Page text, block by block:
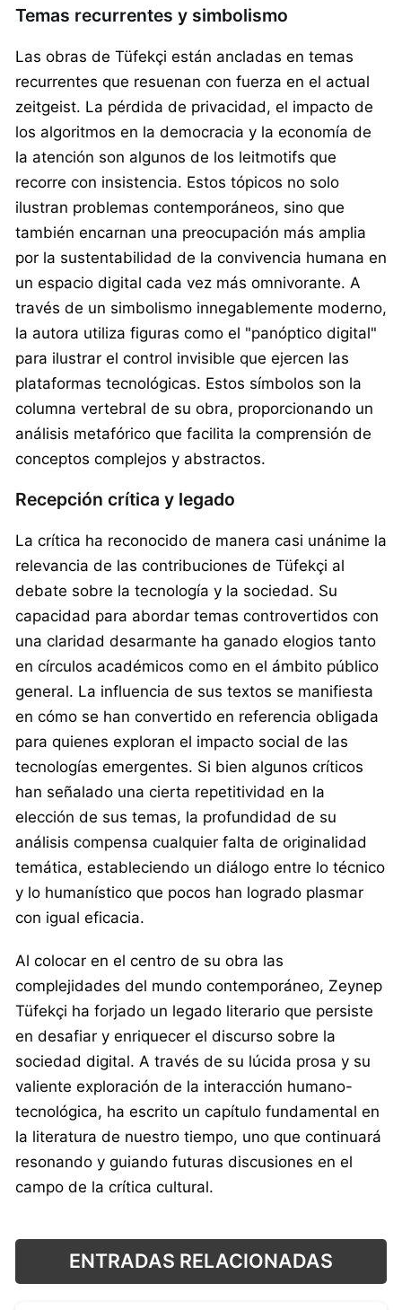
Temas recurrentes y simbolismo
Las obras de Tüfekçi están ancladas en temas
recurrentes que resuenan con fuerza en el actual
zeitgeist. La pérdida de privacidad, el impacto de
los algoritmos en la democracia y la economía de
la atención son algunos de los leitmotifs que
recorre con insistencia. Estos tópicos no solo
ilustran problemas contemporáneos, sino que
también encarnan una preocupación más amplia
por la sustentabilidad de la convivencia humana en
un espacio digital cada vez más omnivorante. A
través de un simbolismo innegablemente moderno,
la autora utiliza figuras como el "panóptico digital"
para ilustrar el control invisible que ejercen las
plataformas tecnológicas. Estos símbolos son la
columna vertebral de su obra, proporcionando un
análisis metafórico que facilita la comprensión de
conceptos complejos y abstractos.
Recepción crítica y legado
La crítica ha reconocido de manera casi unánime la
relevancia de las contribuciones de Tüfekçi al
debate sobre la tecnología y la sociedad. Su
capacidad para abordar temas controvertidos con
una claridad desarmante ha ganado elogios tanto
en círculos académicos como en el ámbito público
general. La influencia de sus textos se manifiesta
en cómo se han convertido en referencia obligada
para quienes exploran el impacto social de las
tecnologías emergentes. Si bien algunos críticos
han señalado una cierta repetitividad en la
elección de sus temas, la profundidad de su
análisis compensa cualquier falta de originalidad
temática, estableciendo un diálogo entre lo técnico
y lo humanístico que pocos han logrado plasmar
con igual eficacia.
Al colocar en el centro de su obra las
complejidades del mundo contemporáneo, Zeynep
Tüfekçi ha forjado un legado literario que persiste
en desafiar y enriquecer el discurso sobre la
sociedad digital. A través de su lúcida prosa y su
valiente exploración de la interacción humano-
tecnológica, ha escrito un capítulo fundamental en
la literatura de nuestro tiempo, uno que continuará
resonando y guiando futuras discusiones en el
campo de la crítica cultural.
ENTRADAS RELACIONADAS